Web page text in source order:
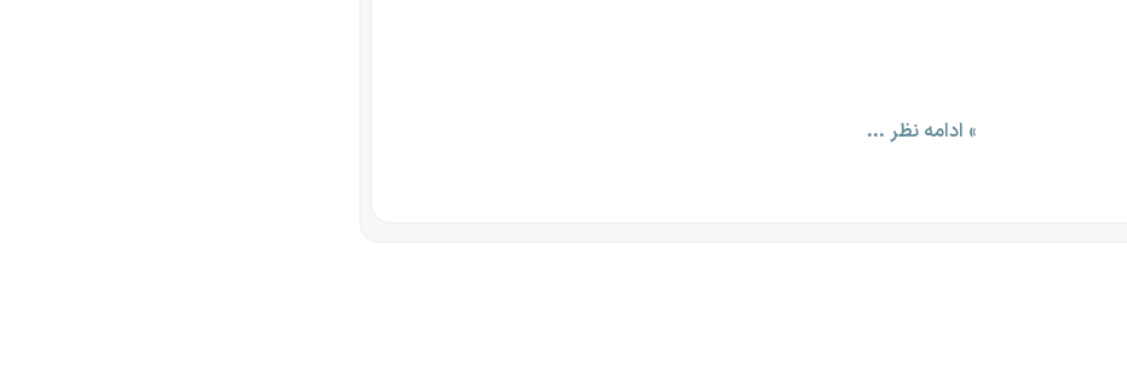
» ادامه نظر ...